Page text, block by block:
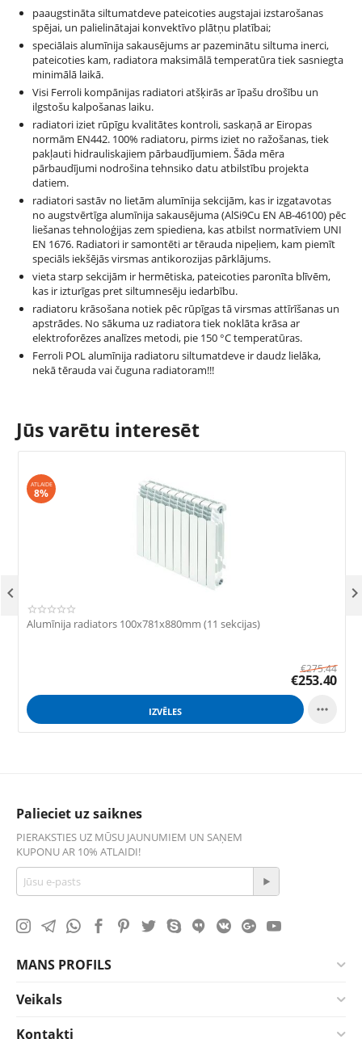
paaugstināta siltumatdeve pateicoties augstajai izstarošanas
spējai, un palielinātajai konvektīvo plātņu platībai;
speciālais alumīnija sakausējums ar pazeminātu siltuma inerci,
pateicoties kam, radiatora maksimālā temperatūra tiek sasniegta
minimālā laikā.
Visi Ferroli kompānijas radiatori atšķirās ar īpašu drošību un
ilgstošu kalpošanas laiku.
radiatori iziet rūpīgu kvalitātes kontroli, saskaņā ar Eiropas
normām EN442. 100% radiatoru, pirms iziet no ražošanas, tiek
pakļauti hidrauliskajiem pārbaudījumiem. Šāda mēra
pārbaudījumi nodrošina tehnsiko datu atbilstību projekta
datiem.
radiatori sastāv no lietām alumīnija sekcijām, kas ir izgatavotas
no augstvērtīga alumīnija sakausējuma (AlSi9Cu EN AB-46100) pēc
liešanas tehnoloģijas zem spiediena, kas atbilst normatīviem UNI
EN 1676. Radiatori ir samontēti ar tērauda nipeļiem, kam piemīt
speciāls iekšējās virsmas antikorozijas pārklājums.
vieta starp sekcijām ir hermētiska, pateicoties paronīta blīvēm,
kas ir izturīgas pret siltumnesēju iedarbību.
radiatoru krāsošana notiek pēc rūpīgas tā virsmas attīrīšanas un
apstrādes. No sākuma uz radiatora tiek noklāta krāsa ar
elektroforēzes analīzes metodi, pie 150 °С temperatūras.
Ferroli POL alumīnija radiatoru siltumatdeve ir daudz lielāka,
nekā tērauda vai čuguna radiatoram!!!
Jūs varētu interesēt
ATLAIDE
8%
Alumīnija radiators 100x781x880mm (11 sekcijas)
€275.44
€253.40
IZVĒLES 

Palieciet uz saiknes
PIERAKSTIES UZ MŪSU JAUNUMIEM UN SAŅEM
KUPONU AR 10% ATLAIDI!
MANS PROFILS
Veikals
Kontakti